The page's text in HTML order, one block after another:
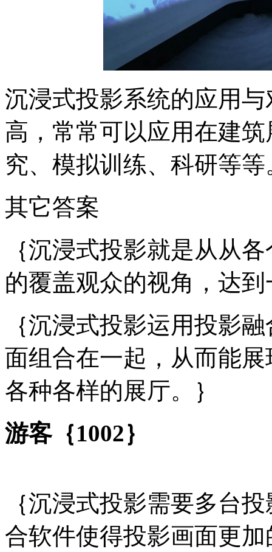
沉浸式投影系统的应用
高，常常可以应用在建
究、模拟训练、科研等等
其它答案
｛沉浸式投影就是从从
的覆盖观众的视角，达
｛沉浸式投影运用投影
面组合在一起，从而能
各种各样的展厅。｝
游客｛1002｝
｛沉浸式投影需要多台
合软件使得投影画面更